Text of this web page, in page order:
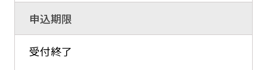
申込期限
受付終了